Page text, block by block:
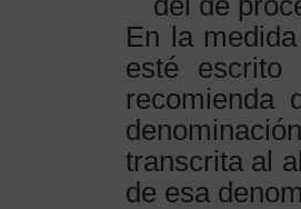
En la
esté escrito
recomienda
transcrita al
de esa